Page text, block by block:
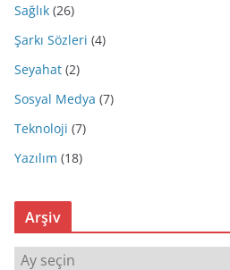
Sağlık (26)
Şarkı Sözleri (4)
Seyahat (2)
Sosyal Medya (7)
Teknoloji (7)
Yazılım (18)
Arşiv